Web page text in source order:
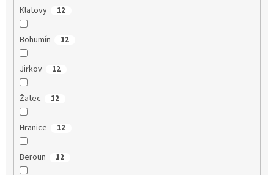
Klatovy 12
Bohumín 12
Jirkov 12
Žatec 12
Hranice 12
Beroun 12